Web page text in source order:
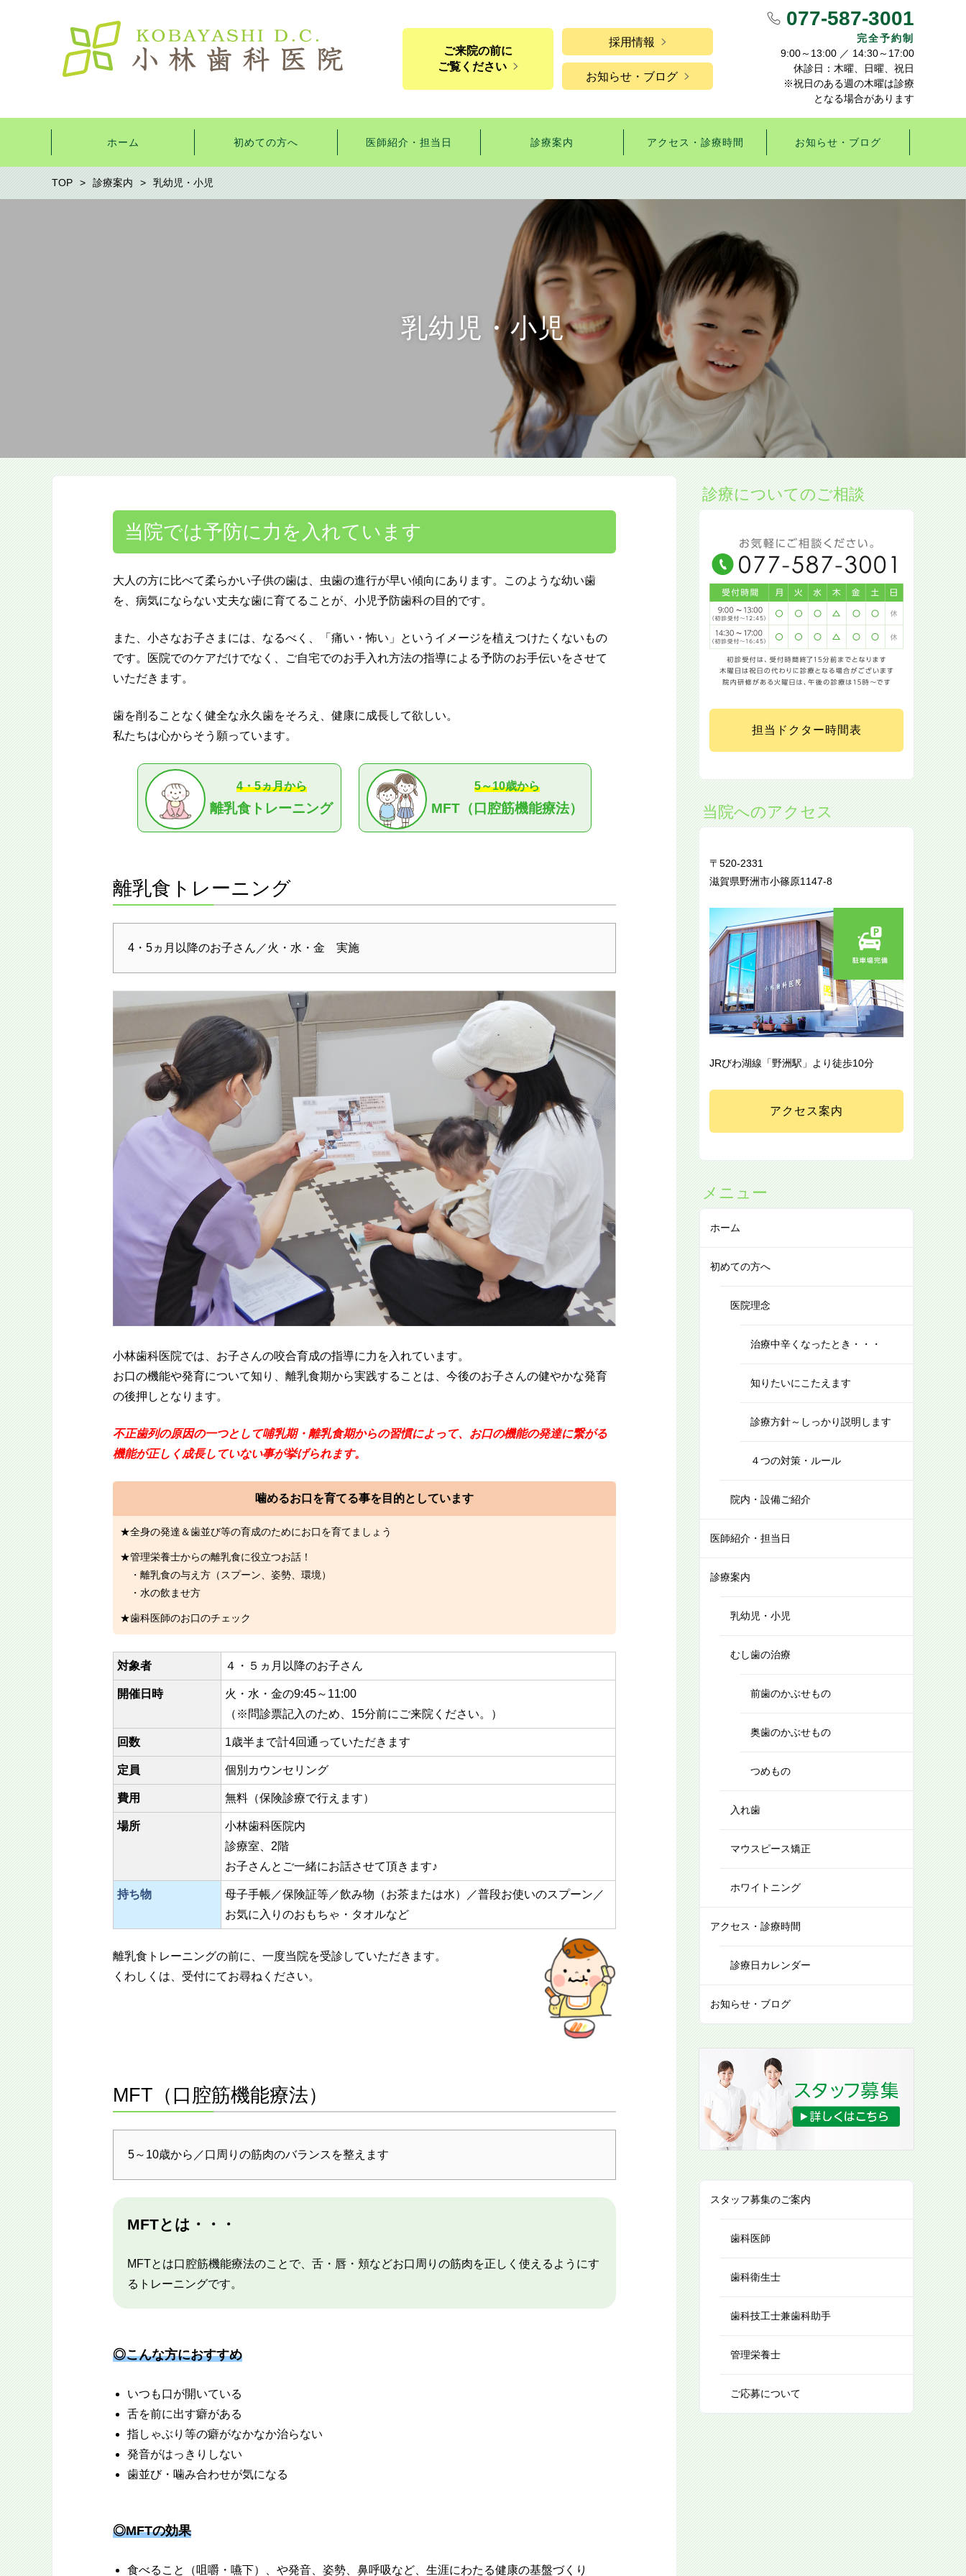
ご来院の前に
ご覧ください
採用情報
お知らせ・ブログ
077-587-3001
完全予約制
9:00～13:00 ／ 14:30～17:00
休診日：木曜、日曜、祝日
※祝日のある週の木曜は診療
となる場合があります
ホーム 初めての方へ 医師紹介・担当日 診療案内 アクセス・診療時間 お知らせ・ブログ
TOP 診療案内 乳幼児・小児
乳幼児・小児
当院では予防に力を入れています
大人の方に比べて柔らかい子供の歯は、虫歯の進行が早い傾向にあります。このような幼い歯
を、病気にならない丈夫な歯に育てることが、小児予防歯科の目的です。
また、小さなお子さまには、なるべく、「痛い・怖い」というイメージを植えつけたくないもの
です。医院でのケアだけでなく、ご自宅でのお手入れ方法の指導による予防のお手伝いをさせて
いただきます。
歯を削ることなく健全な永久歯をそろえ、健康に成長して欲しい。
私たちは心からそう願っています。
4・5ヵ月から
離乳食トレーニング
5～10歳から
MFT（口腔筋機能療法）
離乳食トレーニング
4・5ヵ月以降のお子さん／火・水・金 実施
小林歯科医院では、お子さんの咬合育成の指導に力を入れています。
お口の機能や発育について知り、離乳食期から実践することは、今後のお子さんの健やかな発育
の後押しとなります。
不正歯列の原因の一つとして哺乳期・離乳食期からの習慣によって、お口の機能の発達に繋がる
機能が正しく成長していない事が挙げられます。
噛めるお口を育てる事を目的としています
全身の発達＆歯並び等の育成のためにお口を育てましょう
管理栄養士からの離乳食に役立つお話！
・離乳食の与え方（スプーン、姿勢、環境）
・水の飲ませ方
歯科医師のお口のチェック
対象者 ４・５ヵ月以降のお子さん
開催日時
火・水・金の9:45～11:00
（※問診票記入のため、15分前にご来院ください。）
回数 1歳半まで計4回通っていただきます
定員 個別カウンセリング
費用 無料（保険診療で行えます）
場所
小林歯科医院内
診療室、2階
お子さんとご一緒にお話させて頂きます♪
持ち物
母子手帳／保険証等／飲み物（お茶または水）／普段お使いのスプーン／
お気に入りのおもちゃ・タオルなど
離乳食トレーニングの前に、一度当院を受診していただきます。
くわしくは、受付にてお尋ねください。
MFT（口腔筋機能療法）
5～10歳から／口周りの筋肉のバランスを整えます
MFTとは・・・
MFTとは口腔筋機能療法のことで、舌・唇・頬などお口周りの筋肉を正しく使えるようにす
るトレーニングです。
◎こんな方におすすめ
いつも口が開いている
舌を前に出す癖がある
指しゃぶり等の癖がなかなか治らない
発音がはっきりしない
歯並び・噛み合わせが気になる
◎MFTの効果
食べること（咀嚼・嚥下）、や発音、姿勢、鼻呼吸など、生涯にわたる健康の基盤づくり
診療についてのご相談
担当ドクター時間表
当院へのアクセス
〒520-2331
滋賀県野洲市小篠原1147-8
JRびわ湖線「野洲駅」より徒歩10分
アクセス案内
メニュー
ホーム
初めての方へ
医院理念
治療中辛くなったとき・・・
知りたいにこたえます
診療方針～しっかり説明します
４つの対策・ルール
院内・設備ご紹介
医師紹介・担当日
診療案内
乳幼児・小児
むし歯の治療
前歯のかぶせもの
奥歯のかぶせもの
つめもの
入れ歯
マウスピース矯正
ホワイトニング
アクセス・診療時間
診療日カレンダー
お知らせ・ブログ
スタッフ募集のご案内
歯科医師
歯科衛生士
歯科技工士兼歯科助手
管理栄養士
ご応募について